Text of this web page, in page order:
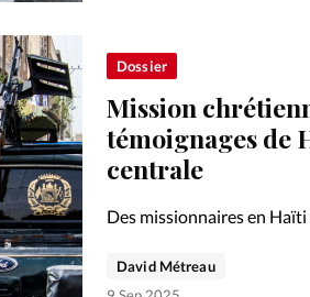
Dossier
Mission
témoignages de
centrale
Des missionnaires en
politique et relocalisations
David Métreau